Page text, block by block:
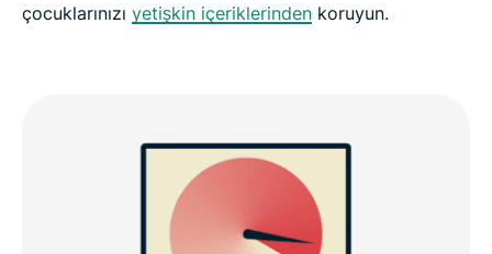
çocuklarınızı yetişkin içeriklerinden koruyun.